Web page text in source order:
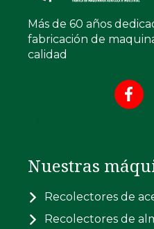
Más de 60 años
fabricación de
calidad
Nuestras
Recolectores de
Recolectores de